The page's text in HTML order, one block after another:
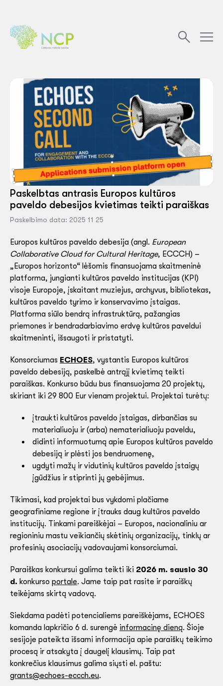
Paskelbtas antrasis Europos kultūros
paveldo debesijos kvietimas teikti paraiškas
Paskelbimo data: 2025 11 25
Europos kultūros paveldo debesija (angl. European
Collaborative Cloud for Cultural Heritage, ECCCH) –
„Europos horizonto“ lėšomis finansuojama skaitmeninė
platforma, jungianti kultūros paveldo institucijas (KPI)
visoje Europoje, įskaitant muziejus, archyvus, bibliotekas,
kultūros paveldo tyrimo ir konservavimo įstaigas.
Platforma siūlo bendrą infrastruktūrą, pažangias
priemones ir bendradarbiavimo erdvę kultūros paveldui
skaitmeninti, išsaugoti ir pristatyti.
Konsorciumas ECHOES, vystantis Europos kultūros
paveldo debesiją, paskelbė antrąjį kvietimą teikti
paraiškas. Konkurso būdu bus finansuojama 20 projektų,
skiriant iki 29 800 Eur vienam projektui. Projektai turėtų:
įtraukti kultūros paveldo įstaigas, dirbančias su
materialiuoju ir (arba) nematerialiuoju paveldu,
didinti informuotumą apie Europos kultūros paveldo
debesiją ir plėsti jos bendruomenę,
ugdyti mažų ir vidutinių kultūros paveldo įstaigų
įgūdžius ir stiprinti jų gebėjimus.
Tikimasi, kad projektai bus vykdomi plačiame
geografiniame regione ir įtrauks daug kultūros paveldo
institucijų. Tinkami pareiškėjai – Europos, nacionaliniu ar
regioniniu mastu veikiančių skėtinių organizacijų, tinklų ar
profesinių asociacijų vadovaujami konsorciumai.
Paraiškas konkursui galima teikti iki 2026 m. sausio 30
d. konkurso portale. Jame taip pat rasite ir paraiškų
teikėjams skirtą vadovą.
Siekdama padėti potencialiems pareiškėjams, ECHOES
komanda lapkričio 6 d. surengė informacinę dieną. Šioje
sesijoje pateikta išsami informacija apie paraiškų teikimo
procesą ir atsakyta į daugelį klausimų. Taip pat
konkrečius klausimus galima siųsti el. paštu:
grants@echoes-eccch.eu.